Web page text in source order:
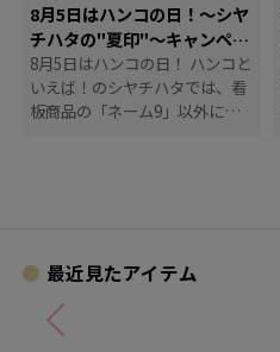
8月5日はハンコの日！～シヤ
チハタの"夏印"～キャンペー
ン
8月5日はハンコの日！ ハンコと
いえば！のシヤチハタでは、看
板商品の「ネーム9」以外に
最近見たアイテム